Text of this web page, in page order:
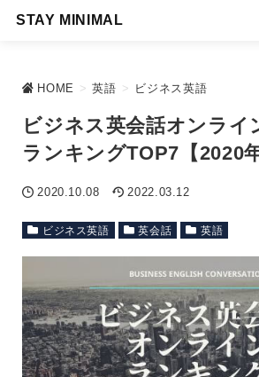
STAY MINIMAL
HOME > 英語 > ビジネス英語
ビジネス英会話オンライ
ランキングTOP7【2020年
2020.10.08 2022.03.12
ビジネス英語 英会話 英語